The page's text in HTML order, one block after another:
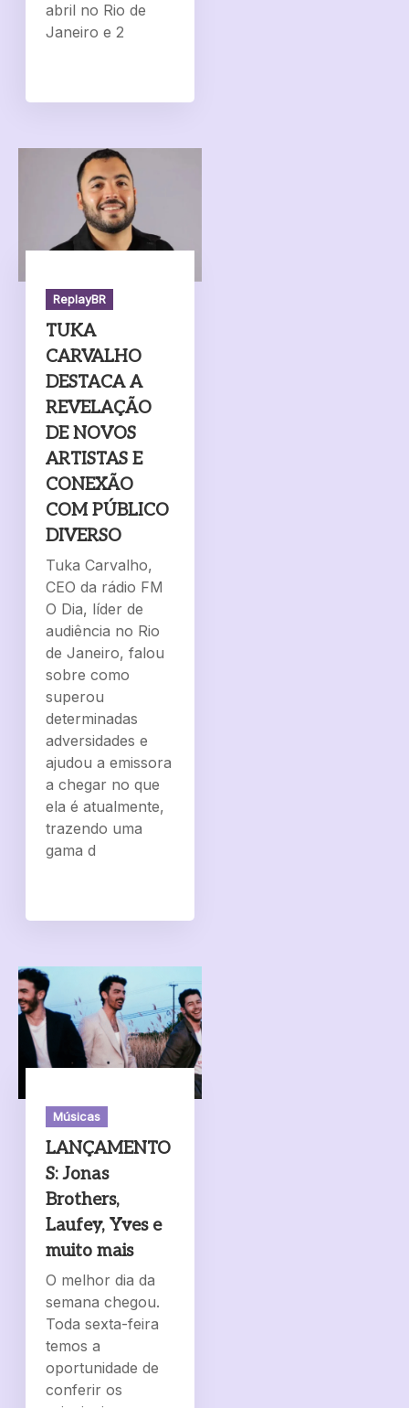
abril no Rio de
Janeiro e 2
ReplayBR
TUKA
CARVALHO
DESTACA A
REVELAÇÃO
DE NOVOS
ARTISTAS E
CONEXÃO
COM PÚBLICO
DIVERSO
Tuka Carvalho,
CEO da rádio FM
O Dia, líder de
audiência no Rio
de Janeiro, falou
sobre como
superou
determinadas
adversidades e
ajudou a emissora
a chegar no que
ela é atualmente,
trazendo uma
gama d
Músicas
LANÇAMENTO
S: Jonas
Brothers,
Laufey, Yves e
muito mais
O melhor dia da
semana chegou.
Toda sexta-feira
temos a
oportunidade de
conferir os